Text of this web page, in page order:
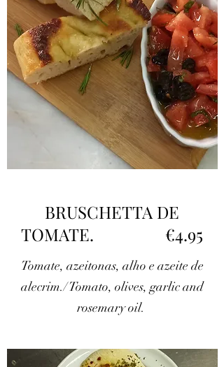
BRUSCHETTA DE
TOMATE. €4.95
Tomate, azeitonas, alho e azeite de
alecrim./ Tomato, olives, garlic and
rosemary oil.